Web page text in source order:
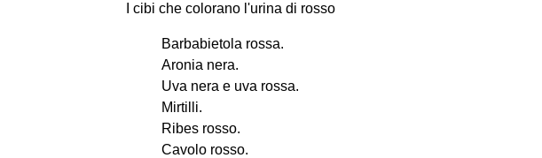
I cibi che colorano l'urina di rosso
Barbabietola rossa.
Aronia nera.
Uva nera e uva rossa.
Mirtilli.
Ribes rosso.
Cavolo rosso.